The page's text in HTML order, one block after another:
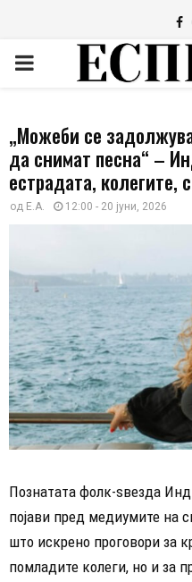
PRIMARY
„Можеби се
да снимат песна“ –
естрадата, колегите,
од E.A. 12:00 - 20 јуни, 2026
Познатата фолк-ѕвезда
појави пред медиумите на
што искрено проговори за
помладите колеги, но и за